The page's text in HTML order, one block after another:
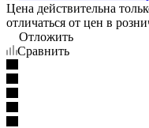
Цена действительна
отличаться от цен в
Отложить
Сравнить